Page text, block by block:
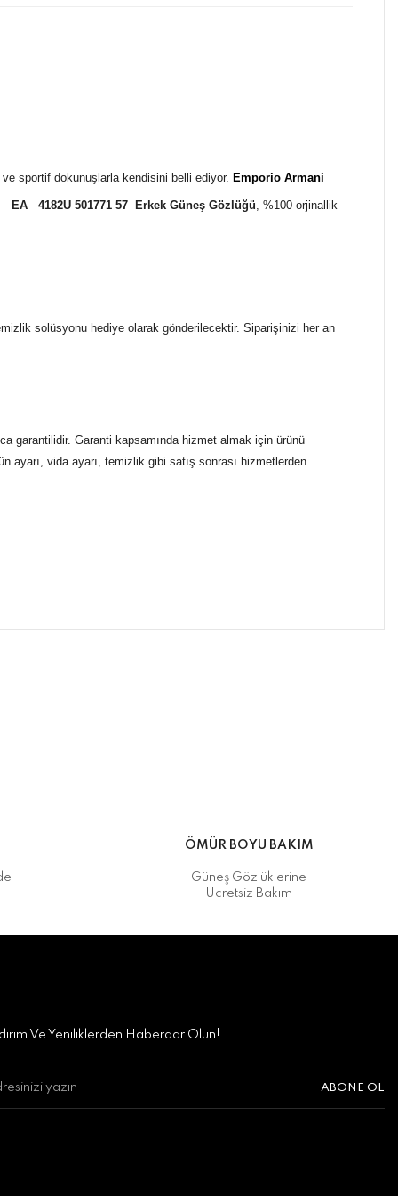
sportif dokunuşlarla kendisini belli ediyor. Emporio Armani
EA 4182U 501771 57 Erkek Güneş Gözlüğü , %100 orjinallik
solüsyonu hediye olarak gönderilecektir. Siparişinizi her an
garantilidir. Garanti kapsamında hizmet almak için ürünü
ayarı, vida ayarı, temizlik gibi satış sonrası hizmetlerden
ÖMÜR BOYU BAKIM
Güneş Gözlüklerine
Ücretsiz Bakım
Ve Yeniliklerden Haberdar Olun!
ABONE OL